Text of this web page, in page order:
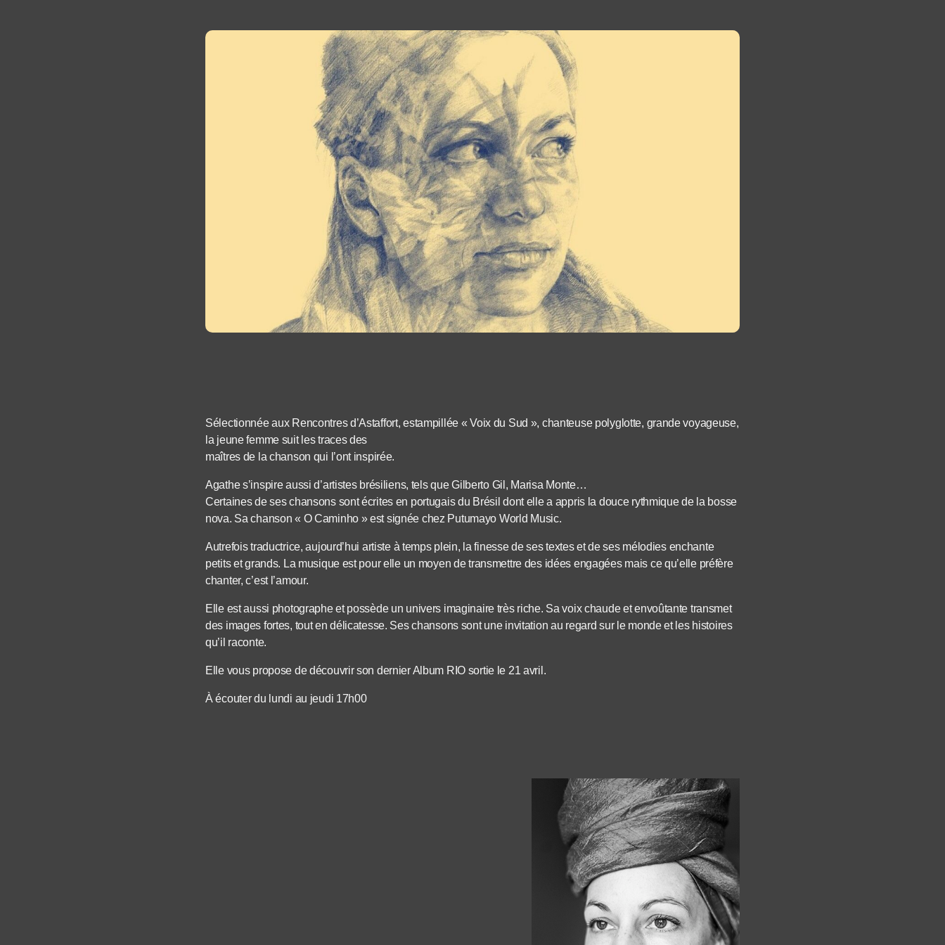
Sélectionnée aux Rencontres d’Astaffort, estampillée « Voix du Sud », chanteuse polyglotte, grande voyageuse,
la jeune femme suit les traces des
maîtres de la chanson qui l’ont inspirée.
Agathe s’inspire aussi d’artistes brésiliens, tels que Gilberto Gil, Marisa Monte…
Certaines de ses chansons sont écrites en portugais du Brésil dont elle a appris la douce rythmique de la bosse
nova. Sa chanson « O Caminho » est signée chez Putumayo World Music.
Autrefois traductrice, aujourd’hui artiste à temps plein, la finesse de ses textes et de ses mélodies enchante
petits et grands. La musique est pour elle un moyen de transmettre des idées engagées mais ce qu’elle préfère
chanter, c’est l’amour.
Elle est aussi photographe et possède un univers imaginaire très riche. Sa voix chaude et envoûtante transmet
des images fortes, tout en délicatesse. Ses chansons sont une invitation au regard sur le monde et les histoires
qu’il raconte.
Elle vous propose de découvrir son dernier Album RIO sortie le 21 avril.
À écouter du lundi au jeudi 17h00